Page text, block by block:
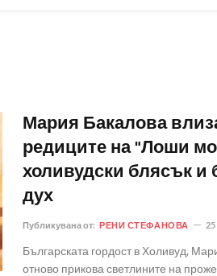
Мария Бакалова
редиците на "Лоши
холивудски блясък и
дух
Публикувана от: РЕНИ СТЕФАНОВА
Българската гордост в Холивуд,
отново прикова светлините на